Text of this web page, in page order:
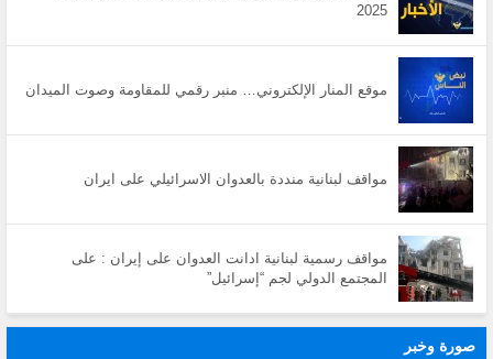
2025
موقع المنار الإلكتروني… منبر رقمي للمقاومة وصوت الميدان
مواقف لبنانية منددة بالعدوان الاسرائيلي على ايران
مواقف رسمية لبنانية ادانت العدوان على إيران : على
المجتمع الدولي لجم “إسرائيل”
صورة وخبر